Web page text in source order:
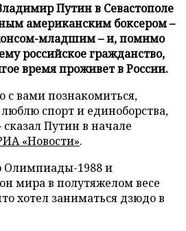
Путин в Севастополе
американским боксером –
младшим – и, помимо
российское гражданство,
время проживет в России.
с вами познакомиться,
спорт и единоборства,
сказал Путин в начале
«Новости».
Олимпиады-1988 и
мира в полутяжелом весе
хотел заниматься дзюдо в